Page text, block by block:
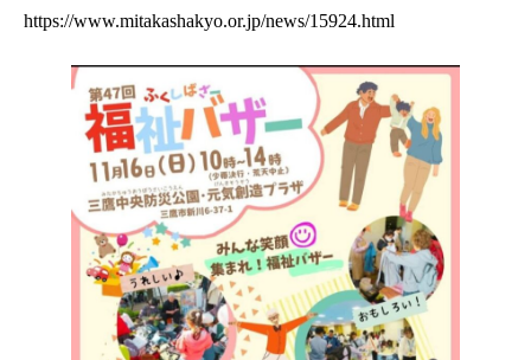
https://www.mitakashakyo.or.jp/news/15924.html